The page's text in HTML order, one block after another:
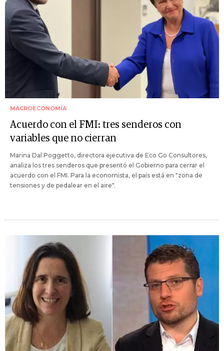
MACROECONOMÍA
Acuerdo con el FMI: tres senderos con
variables que no cierran
Marina Dal Poggetto, directora ejecutiva de Eco Go Consultores,
analiza los tres senderos que presentó el Gobierno para cerrar el
acuerdo con el FMI. Para la economista, el país está en "zona de
tensiones y de pedalear en el aire".